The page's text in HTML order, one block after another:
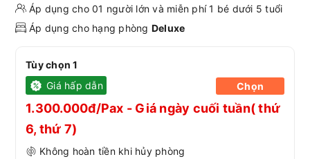
Áp dụng cho 01 người lớn và miễn phí 1 bé dưới 5 tuổi
Áp dụng cho hạng phòng Deluxe
Tùy chọn 1
Giá hấp dẫn
1.300.000đ/Pax - Giá ngày cuối tuần( thứ
6, thứ 7)
Không hoàn tiền khi hủy phòng
Chọn